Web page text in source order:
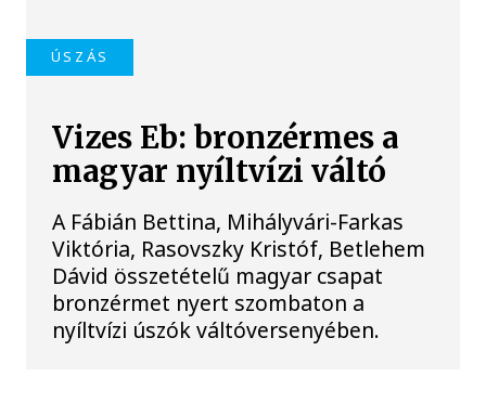
ÚSZÁS
Vizes Eb: bronzérmes a
magyar nyíltvízi váltó
A Fábián Bettina, Mihályvári-Farkas
Viktória, Rasovszky Kristóf, Betlehem
Dávid összetételű magyar csapat
bronzérmet nyert szombaton a
nyíltvízi úszók váltóversenyében.